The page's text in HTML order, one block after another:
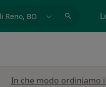
In che modo ordiniamo